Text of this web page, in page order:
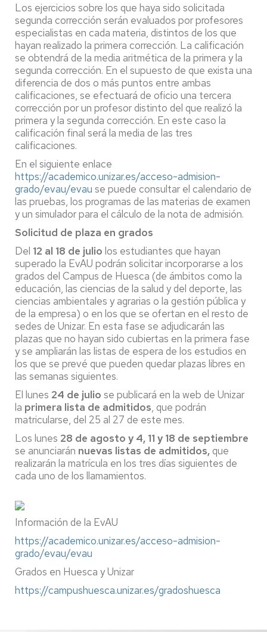
Los ejercicios sobre los que haya sido solicitada
segunda corrección serán evaluados por profesores
especialistas en cada materia, distintos de los que
hayan realizado la primera corrección. La calificación
se obtendrá de la media aritmética de la primera y la
segunda corrección. En el supuesto de que exista una
diferencia de dos o más puntos entre ambas
calificaciones, se efectuará de oficio una tercera
corrección por un profesor distinto del que realizó la
primera y la segunda corrección. En este caso la
calificación final será la media de las tres
calificaciones.
En el siguiente enlace
https://academico.unizar.es/acceso-admision-
grado/evau/evau se puede consultar el calendario de
las pruebas, los programas de las materias de examen
y un simulador para el cálculo de la nota de admisión.
Solicitud de plaza en grados
Del 12 al 18 de julio los estudiantes que hayan
superado la EvAU podrán solicitar incorporarse a los
grados del Campus de Huesca (de ámbitos como la
educación, las ciencias de la salud y del deporte, las
ciencias ambientales y agrarias o la gestión pública y
de la empresa) o en los que se ofertan en el resto de
sedes de Unizar. En esta fase se adjudicarán las
plazas que no hayan sido cubiertas en la primera fase
y se ampliarán las listas de espera de los estudios en
los que se prevé que pueden quedar plazas libres en
las semanas siguientes.
El lunes 24 de julio se publicará en la web de Unizar
la primera lista de admitidos, que podrán
matricularse, del 25 al 27 de este mes.
Los lunes 28 de agosto y 4, 11 y 18 de septiembre
se anunciarán nuevas listas de admitidos,que
realizarán la matrícula en los tres días siguientes de
cada uno de los llamamientos.
Información de la EvAU
https://academico.unizar.es/acceso-admision-
grado/evau/evau
Grados en Huesca y Unizar
https://campushuesca.unizar.es/gradoshuesca